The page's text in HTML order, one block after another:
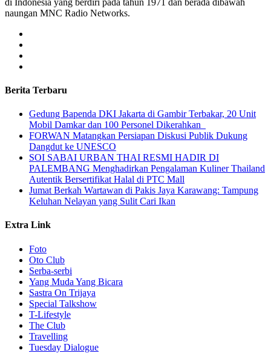
naungan MNC Radio Networks.
Berita Terbaru
Gedung Bapenda DKI Jakarta di Gambir Terbakar, 20 Unit
Mobil Damkar dan 100 Personel Dikerahkan
FORWAN Matangkan Persiapan Diskusi Publik Dukung
Dangdut ke UNESCO
SOI SABAI URBAN THAI RESMI HADIR DI
PALEMBANG Menghadirkan Pengalaman Kuliner Thailand
Autentik Bersertifikat Halal di PTC Mall
Jumat Berkah Wartawan di Pakis Jaya Karawang: Tampung
Keluhan Nelayan yang Sulit Cari Ikan
Extra Link
Foto
Oto Club
Serba-serbi
Yang Muda Yang Bicara
Sastra On Trijaya
Special Talkshow
T-Lifestyle
The Club
Travelling
Tuesday Dialogue